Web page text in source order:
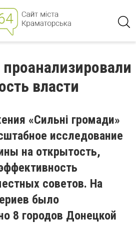
власти
«Сильні громади»
исследование
на открытость,
советов. На
было
8 городов Донецкой